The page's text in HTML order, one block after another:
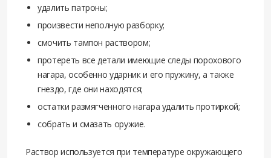
удалить патроны;
произвести неполную разборку;
смочить тампон раствором;
протереть все детали имеющие следы порохового
нагара, особенно ударник и его пружину, а также
гнездо, где они находятся;
остатки размягченного нагара удалить протиркой;
собрать и смазать оружие.
Раствор используется при температуре окружающего